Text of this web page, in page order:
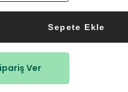
Sepete Ekle
Ver